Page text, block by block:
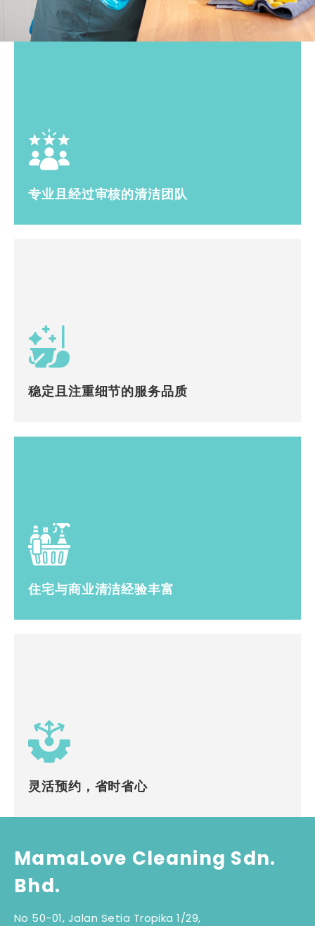
专业且经过审核的清洁团队
稳定且注重细节的服务品质
住宅与商业清洁经验丰富
灵活预约，省时省心
MamaLove Cleaning Sdn.
Bhd.
No 50-01, Jalan Setia Tropika 1/29,